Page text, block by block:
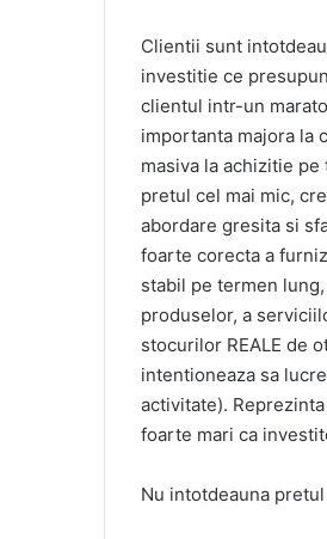
Clientii sunt
investitie ce
clientul intr-un
importanta majora la
masiva la achizitie
pretul cel mai mic,
abordare gresita si
foarte corecta a
stabil pe termen
produselor, a
stocurilor REALE de
intentioneaza sa
activitate).
foarte mari ca
Nu intotdeauna